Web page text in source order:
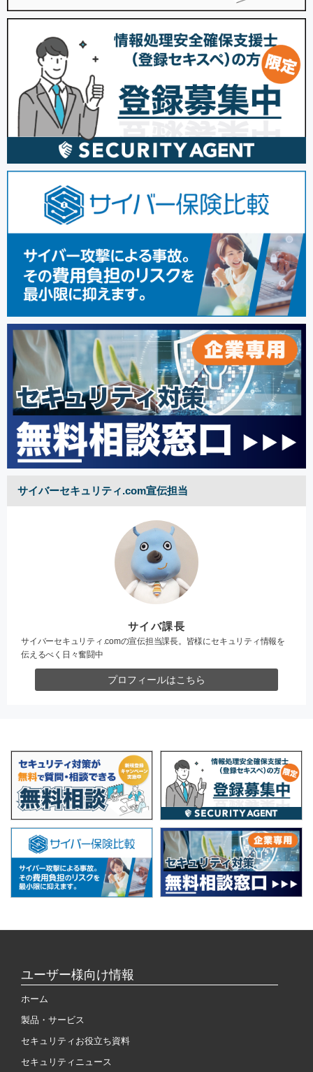
サイバーセキュリティ.com宣伝担当
サイバ課長
サイバーセキュリティ.comの宣伝担当課長。皆様にセキュリティ情報を
伝えるべく日々奮闘中
プロフィールはこちら
ユーザー様向け情報
ホーム
製品・サービス
セキュリティお役立ち資料
セキュリティニュース